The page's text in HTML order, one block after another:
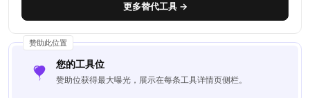
更多替代工具 →
赞助此位置
您的工具位
赞助位获得最大曝光，展示在每条工具详情页侧栏。